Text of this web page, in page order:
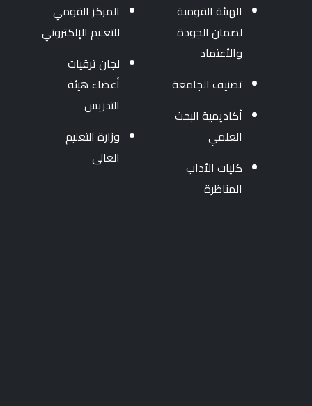
الهيئة القومية
لضمان الجودة
والأعتماد
تصنيف الجامعة
أكاديمية البحث
العلمي
كليات الأداب
المناظرة
المركز القومي
للتعليم الإلكتروني
لجان ترقيات
أعضاء هيئة
التدريس
وزارة التعليم
العالى